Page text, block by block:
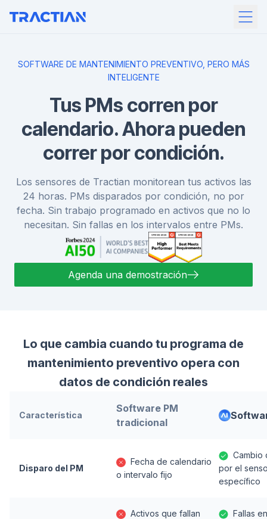
SOFTWARE DE MANTENIMIENTO PREVENTIVO, PERO MÁS
INTELIGENTE
Tus PMs corren por
calendario. Ahora pueden
correr por condición.
Los sensores de Tractian monitorean tus activos las
24 horas. PMs disparados por condición, no por
fecha. Sin trabajo programado en activos que no lo
necesitan. Sin fallas en los intervalos entre PMs.
Agenda una demostración
Lo que cambia cuando tu programa de
mantenimiento preventivo opera con
datos de condición reales
Característica
Software PM
tradicional
Disparo del PM
Fecha de calendario
o intervalo fijo
Cambio
por el
específico
Activos que fallan
Fallas